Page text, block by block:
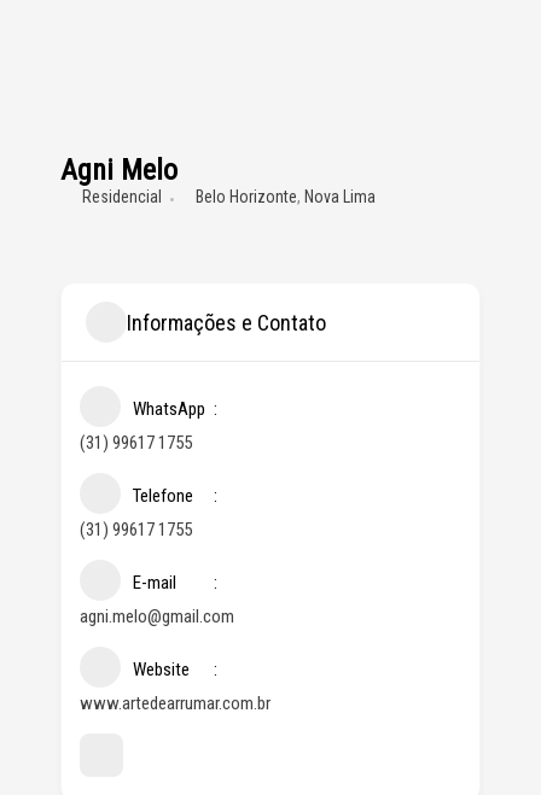
Agni Melo
Residencial Belo Horizonte, Nova Lima
Informações e Contato
WhatsApp
(31) 99617 1755
Telefone
(31) 99617 1755
E-mail
agni.melo@gmail.com
Website
www.artedearrumar.com.br